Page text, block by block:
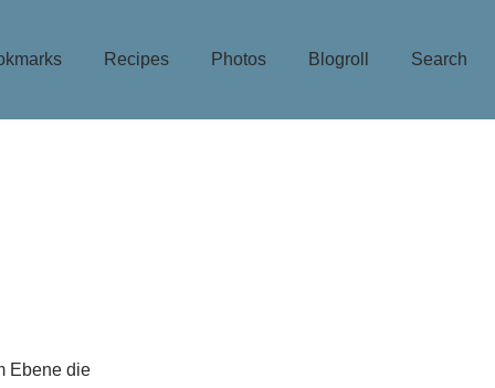
Recipes Photos Blogroll Search
Ebene die